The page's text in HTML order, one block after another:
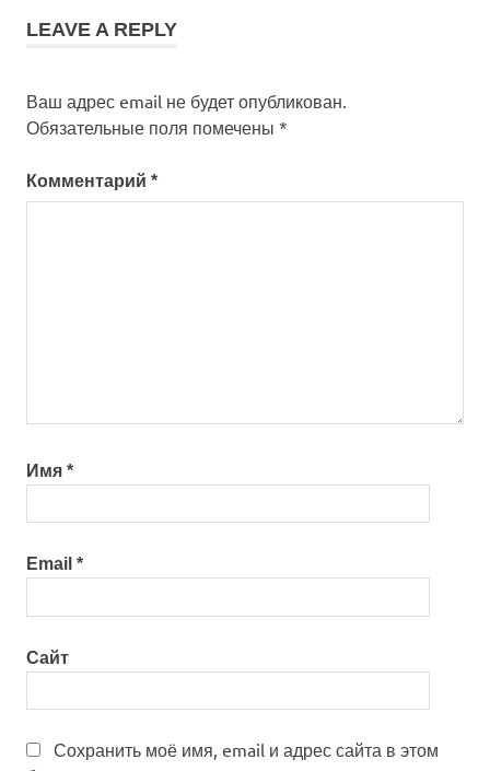
LEAVE A REPLY
Ваш адрес email не будет опубликован.
Обязательные поля помечены *
Комментарий *
Имя *
Email *
Сайт
Сохранить моё имя, email и адрес сайта в этом